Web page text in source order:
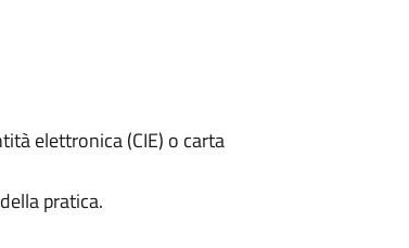
elettronica (CIE) o carta
pratica.